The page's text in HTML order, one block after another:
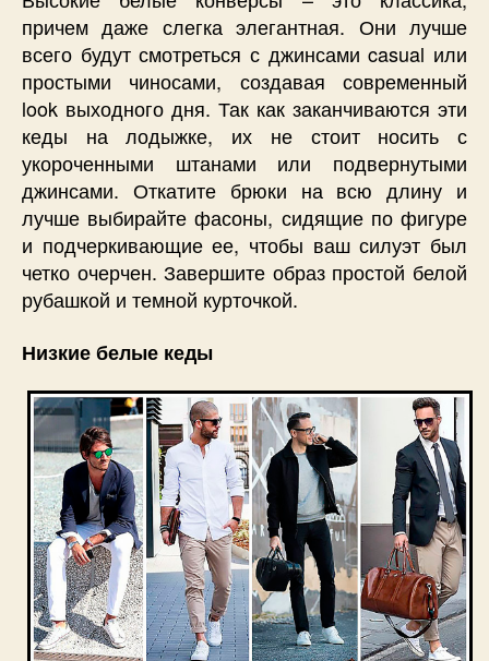
причем даже слегка элегантная. Они лучше
всего будут смотреться с джинсами casual или
простыми чиносами, создавая современный
look выходного дня. Так как заканчиваются эти
кеды на лодыжке, их не стоит носить с
укороченными штанами или подвернутыми
джинсами. Откатите брюки на всю длину и
лучше выбирайте фасоны, сидящие по фигуре
и подчеркивающие ее, чтобы ваш силуэт был
четко очерчен. Завершите образ простой белой
рубашкой и темной курточкой.
Низкие белые кеды